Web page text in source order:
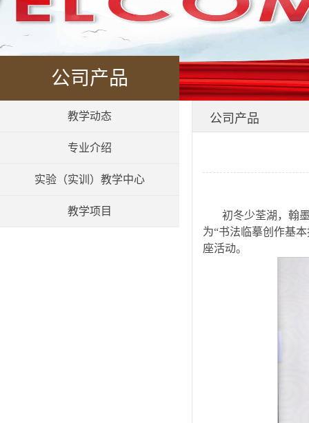
公司产品
教学动态
专业介绍
实验（实训）教学中心
教学项目
公司产品
初冬少荃湖，翰
为“书法临摹创作基
座活动。